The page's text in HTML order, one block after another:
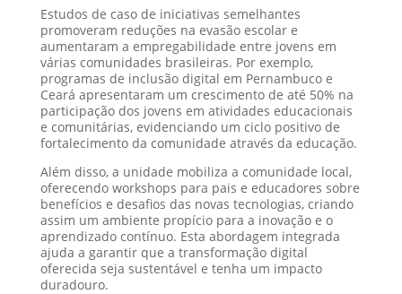
Estudos de caso de iniciativas semelhantes
promoveram reduções na evasão escolar e
aumentaram a empregabilidade entre jovens em
várias comunidades brasileiras. Por exemplo,
programas de inclusão digital em Pernambuco e
Ceará apresentaram um crescimento de até 50% na
participação dos jovens em atividades educacionais
e comunitárias, evidenciando um ciclo positivo de
fortalecimento da comunidade através da educação.
Além disso, a unidade mobiliza a comunidade local,
oferecendo workshops para pais e educadores sobre
benefícios e desafios das novas tecnologias, criando
assim um ambiente propício para a inovação e o
aprendizado contínuo. Esta abordagem integrada
ajuda a garantir que a transformação digital
oferecida seja sustentável e tenha um impacto
duradouro.